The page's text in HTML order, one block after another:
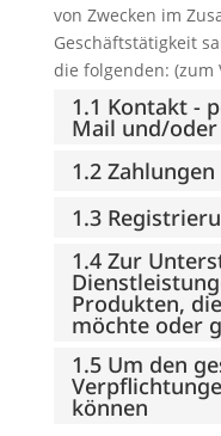
von Zwecken im
Geschäftstätigkeit
die folgenden: (zum
1.1 Kontakt -
Mail und/
1.2 Zahlungen
1.3
1.4 Zur
Produkten,
möchte oder
1.5 Um den
können